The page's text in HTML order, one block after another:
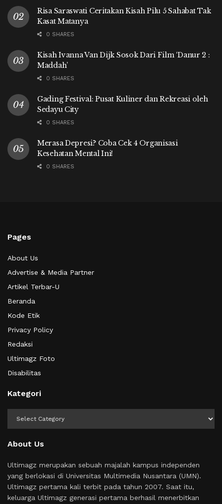
Risa Saraswati Ceritakan Kisah Pilu 5 Sahabat Tak
Kasat Matanya
0 SHARES
Kisah Ivanna Van Dijk Sosok Dari Film ‘Danur 2 :
Maddah’
0 SHARES
Gading Festival: Pusat Kuliner dan Rekreasi oleh
Sedayu City
0 SHARES
Merasa Depresi? Coba Cek 4 Organisasi
Kesehatan Mental Ini!
0 SHARES
Pages
About Us
Advertise & Media Partner
Artikel Terbar-U
Beranda
Kode Etik
Privacy Policy
Redaksi
Ultimagz Foto
Disabilitas
Kategori
About Us
Ultimagz merupakan sebuah majalah kampus independen
yang berlokasi di Universitas Multimedia Nusantara (UMN).
Ultimagz pertama kali terbit pada tahun 2007. Saat itu,
keluarga Ultimagz generasi pertama berhasil menerbitkan